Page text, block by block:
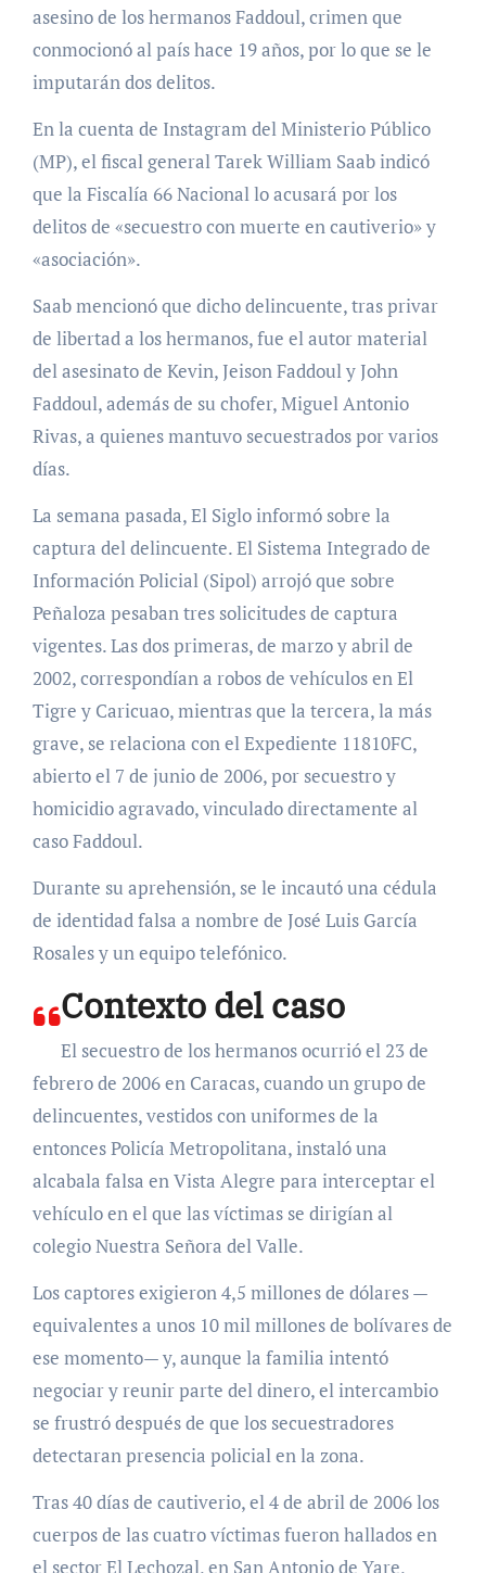
asesino de los hermanos Faddoul, crimen que
conmocionó al país hace 19 años, por lo que se le
imputarán dos delitos.
En la cuenta de Instagram del Ministerio Público
(MP), el fiscal general Tarek William Saab indicó
que la Fiscalía 66 Nacional lo acusará por los
delitos de «secuestro con muerte en cautiverio» y
«asociación».
Saab mencionó que dicho delincuente, tras privar
de libertad a los hermanos, fue el autor material
del asesinato de Kevin, Jeison Faddoul y John
Faddoul, además de su chofer, Miguel Antonio
Rivas, a quienes mantuvo secuestrados por varios
días.
La semana pasada, El Siglo informó sobre la
captura del delincuente. El Sistema Integrado de
Información Policial (Sipol) arrojó que sobre
Peñaloza pesaban tres solicitudes de captura
vigentes. Las dos primeras, de marzo y abril de
2002, correspondían a robos de vehículos en El
Tigre y Caricuao, mientras que la tercera, la más
grave, se relaciona con el Expediente 11810FC,
abierto el 7 de junio de 2006, por secuestro y
homicidio agravado, vinculado directamente al
caso Faddoul.
Durante su aprehensión, se le incautó una cédula
de identidad falsa a nombre de José Luis García
Rosales y un equipo telefónico.
Contexto del caso
El secuestro de los hermanos ocurrió el 23 de
febrero de 2006 en Caracas, cuando un grupo de
delincuentes, vestidos con uniformes de la
entonces Policía Metropolitana, instaló una
alcabala falsa en Vista Alegre para interceptar el
vehículo en el que las víctimas se dirigían al
colegio Nuestra Señora del Valle.
Los captores exigieron 4,5 millones de dólares —
equivalentes a unos 10 mil millones de bolívares de
ese momento— y, aunque la familia intentó
negociar y reunir parte del dinero, el intercambio
se frustró después de que los secuestradores
detectaran presencia policial en la zona.
Tras 40 días de cautiverio, el 4 de abril de 2006 los
cuerpos de las cuatro víctimas fueron hallados en
el sector El Lechozal, en San Antonio de Yare,